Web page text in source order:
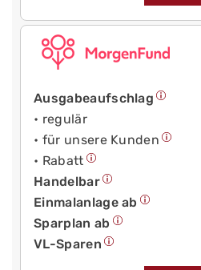
Ausgabeaufschlag
• regulär
• für unsere Kunden
• Rabatt
Handelbar
Einmalanlage ab
Sparplan ab
VL-Sparen